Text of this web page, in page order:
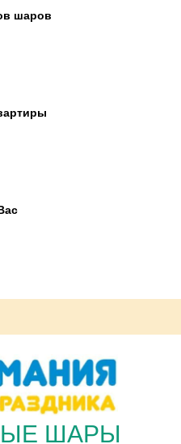
шаров
ШАРЫ